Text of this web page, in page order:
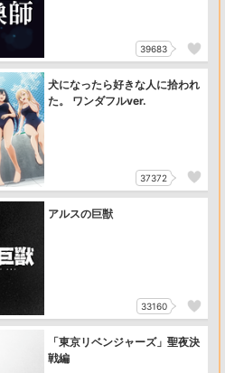
39683
犬になったら好きな人に拾われ
た。 ワンダフルver.
37372
アルスの巨獣
33160
「東京リベンジャーズ」聖夜決
戦編